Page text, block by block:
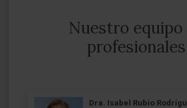
Nuestro equipo
profesionales
Dra. Isabel Rubio